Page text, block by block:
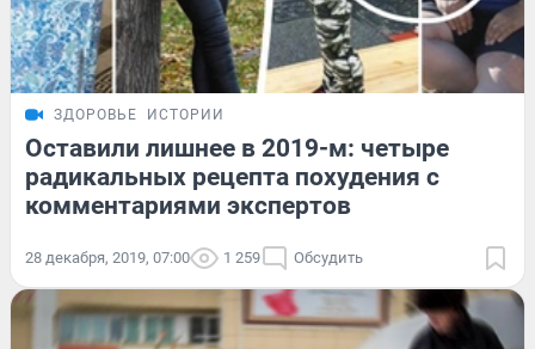
ЗДОРОВЬЕ ИСТОРИИ
Оставили лишнее в 2019-м: четыре
радикальных рецепта похудения с
комментариями экспертов
28 декабря, 2019, 07:00 1 259 Обсудить